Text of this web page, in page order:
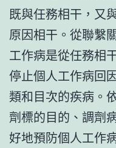
既與任務相干，又
原因相干。從聯繫
工作病是從任務相
停止個人工作病回
類和目次的疾病。
劑標的目的、調劑
好地預防個人工作